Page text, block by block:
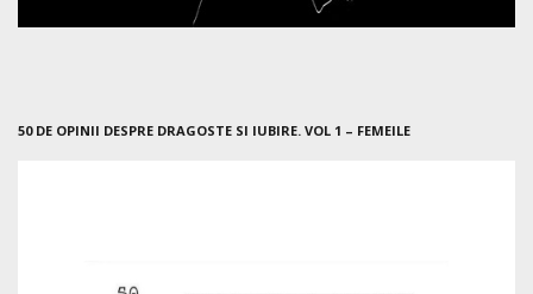
50 DE OPINII DESPRE DRAGOSTE SI IUBIRE. VOL 1 – FEMEILE